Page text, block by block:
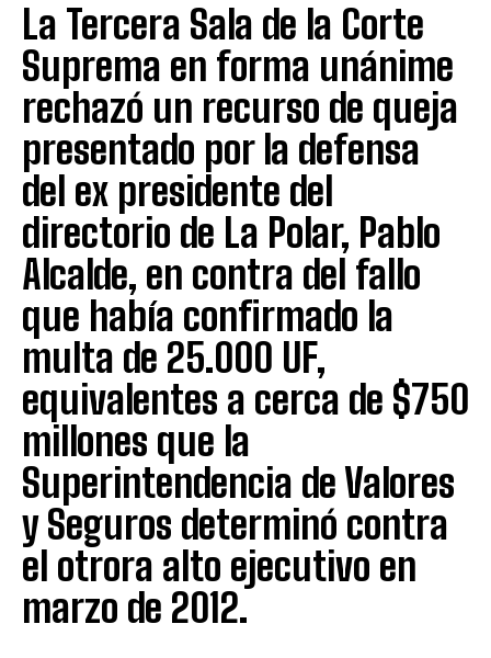
La Tercera Sala de la Corte
Suprema en forma unánime
rechazó un recurso de queja
presentado por la defensa
del ex presidente del
directorio de La Polar, Pablo
Alcalde, en contra del fallo
que había confirmado la
multa de 25.000 UF,
equivalentes a cerca de $750
millones que la
Superintendencia de Valores
y Seguros determinó contra
el otrora alto ejecutivo en
marzo de 2012.